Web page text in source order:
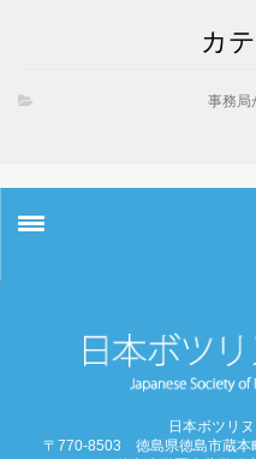
カ
事務局
学会概要
日本ボツリ
〒770-8503 徳島県徳島市蔵